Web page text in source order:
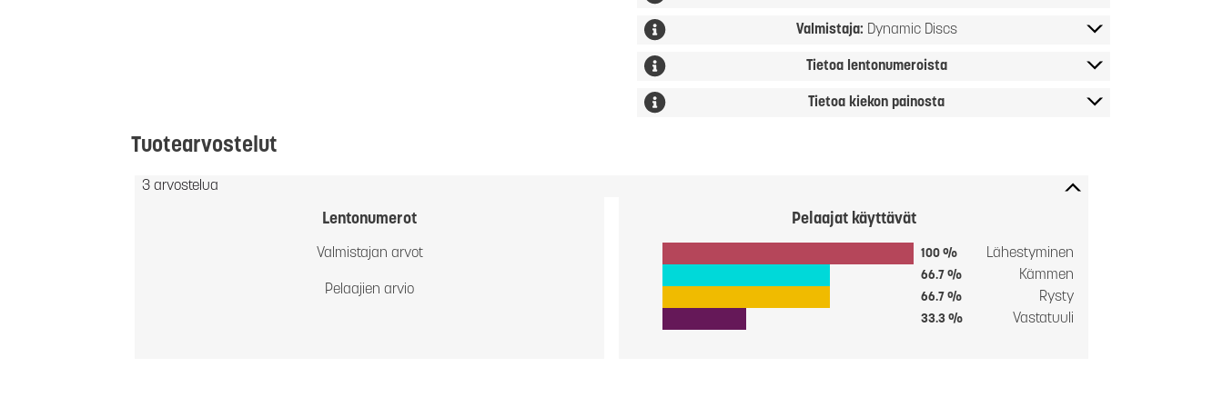
Valmistaja: Dynamic Discs
Tietoa lentonumeroista
Tietoa kiekon painosta
Tuotearvostelut
3 arvostelua
Lentonumerot
Valmistajan arvot
Pelaajien arvio
Pelaajat käyttävät
100 % Lähestyminen
66.7 % Kämmen
66.7 % Rysty
33.3 % Vastatuuli